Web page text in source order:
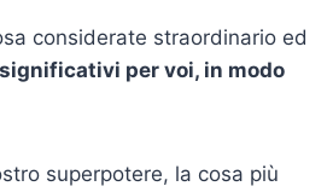
considerate straordinario ed
per voi, in modo
superpotere, la cosa più